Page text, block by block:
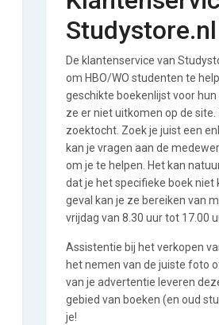
Studystore.nl
De klantenservice van
om HBO/WO studenten te
geschikte boekenlijst voor
ze er niet uitkomen op de site.
zoektocht. Zoek je juist een
kan je vragen aan de
om je te helpen. Het kan
dat je het specifieke boek niet
geval kan je ze bereiken van
vrijdag van 8.30 uur tot 17.00
Assistentie bij het verkopen
het nemen van de juiste foto
van je advertentie leveren
gebied van boeken (en oud
je!